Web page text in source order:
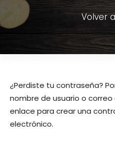
Volver
¿Perdiste tu contraseña?
nombre de usuario o correo
enlace para crear una
electrónico.